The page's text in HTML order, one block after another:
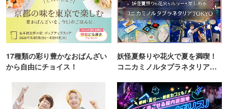
17種類の彩り豊かなおばんざい
から自由にチョイス！
妖怪夏祭りや花火で夏を満喫！
コニカミノルタプラネタリア